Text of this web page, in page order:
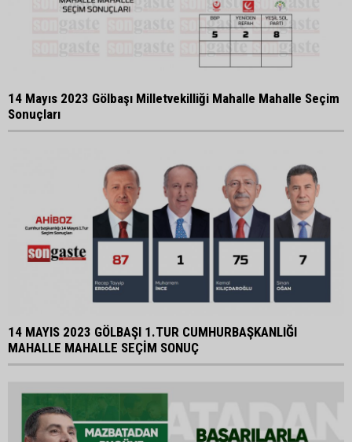
14 Mayıs 2023 Gölbaşı Milletvekilliği Mahalle Mahalle Seçim
Sonuçları
14 MAYIS 2023 GÖLBAŞI 1.TUR CUMHURBAŞKANLIĞI
MAHALLE MAHALLE SEÇİM SONUÇ